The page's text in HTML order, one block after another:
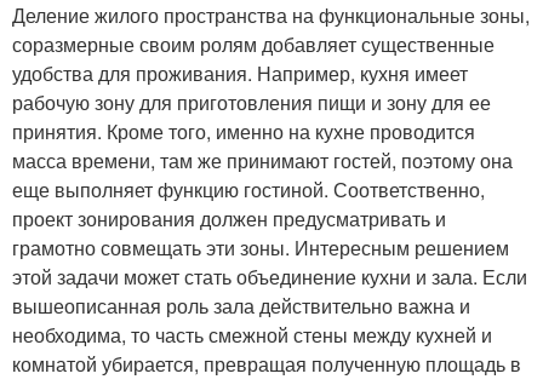
Деление жилого пространства на функциональные зоны,
соразмерные своим ролям добавляет существенные
удобства для проживания. Например, кухня имеет
рабочую зону для приготовления пищи и зону для ее
принятия. Кроме того, именно на кухне проводится
масса времени, там же принимают гостей, поэтому она
еще выполняет функцию гостиной. Соответственно,
проект зонирования должен предусматривать и
грамотно совмещать эти зоны. Интересным решением
этой задачи может стать объединение кухни и зала. Если
вышеописанная роль зала действительно важна и
необходима, то часть смежной стены между кухней и
комнатой убирается, превращая полученную площадь в